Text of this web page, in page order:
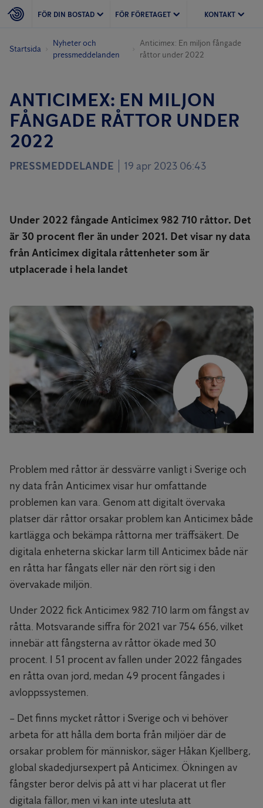
FÖR DIN BOSTAD FÖR FÖRETAGET KONTAKT
Startsida
Nyheter och
pressmeddelanden
Anticimex: En miljon fångade
råttor under 2022
ANTICIMEX: EN MILJON
FÅNGADE RÅTTOR UNDER
2022
PRESSMEDDELANDE 19 apr 2023 06:43
Under 2022 fångade Anticimex 982 710 råttor. Det
är 30 procent fler än under 2021. Det visar ny data
från Anticimex digitala råttenheter som är
utplacerade i hela landet
Problem med råttor är dessvärre vanligt i Sverige och
ny data från Anticimex visar hur omfattande
problemen kan vara. Genom att digitalt övervaka
platser där råttor orsakar problem kan Anticimex både
kartlägga och bekämpa råttorna mer träffsäkert. De
digitala enheterna skickar larm till Anticimex både när
en råtta har fångats eller när den rört sig i den
övervakade miljön.
Under 2022 fick Anticimex 982 710 larm om fångst av
råtta. Motsvarande siffra för 2021 var 754 656, vilket
innebär att fångsterna av råttor ökade med 30
procent. I 51 procent av fallen under 2022 fångades
en råtta ovan jord, medan 49 procent fångades i
avloppssystemen.
– Det finns mycket råttor i Sverige och vi behöver
arbeta för att hålla dem borta från miljöer där de
orsakar problem för människor, säger Håkan Kjellberg,
global skadedjursexpert på Anticimex. Ökningen av
fångster beror delvis på att vi har placerat ut fler
digitala fällor, men vi kan inte utesluta att